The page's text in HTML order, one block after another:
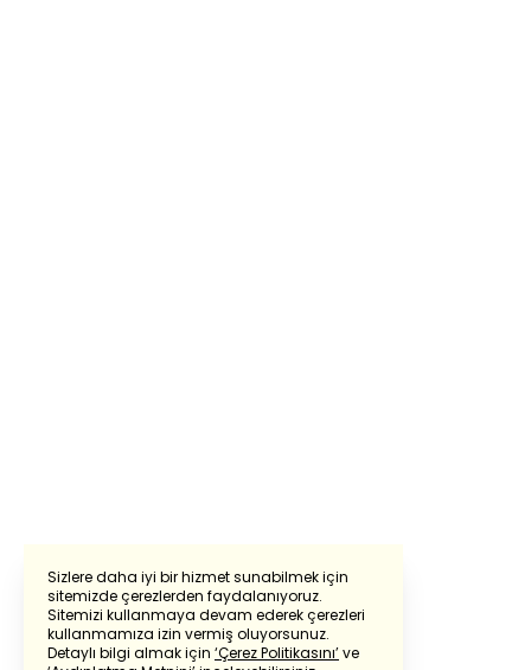
Sizlere daha iyi bir hizmet sunabilmek için
sitemizde çerezlerden faydalanıyoruz.
Sitemizi kullanmaya devam ederek çerezleri
kullanmamıza izin vermiş oluyorsunuz.
Detaylı bilgi almak için ‘Çerez Politikasını’ve
Powered by Translate